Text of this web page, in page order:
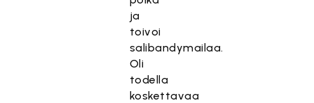
ja
toivoi
salibandymailaa.
Oli
todella
koskettavaa